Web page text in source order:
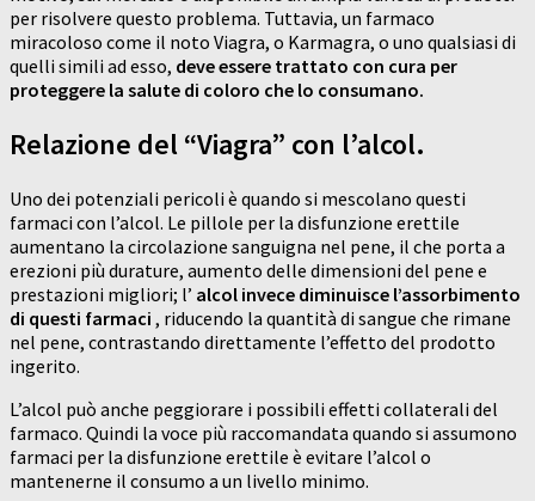
per risolvere questo problema. Tuttavia, un farmaco
miracoloso come il noto Viagra, o Karmagra, o uno qualsiasi di
quelli simili ad esso, deve essere trattato con cura per
proteggere la salute di coloro che lo consumano.
Relazione del “Viagra” con l’alcol.
Uno dei potenziali pericoli è quando si mescolano questi
farmaci con l’alcol. Le pillole per la disfunzione erettile
aumentano la circolazione sanguigna nel pene, il che porta a
erezioni più durature, aumento delle dimensioni del pene e
prestazioni migliori; l’ alcol invece diminuisce l’assorbimento
di questi farmaci , riducendo la quantità di sangue che rimane
nel pene, contrastando direttamente l’effetto del prodotto
ingerito.
L’alcol può anche peggiorare i possibili effetti collaterali del
farmaco. Quindi la voce più raccomandata quando si assumono
farmaci per la disfunzione erettile è evitare l’alcol o
mantenerne il consumo a un livello minimo.